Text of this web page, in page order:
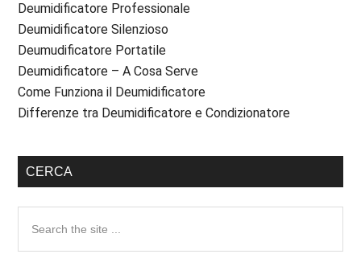
Deumidificatore Professionale
Deumidificatore Silenzioso
Deumudificatore Portatile
Deumidificatore – A Cosa Serve
Come Funziona il Deumidificatore
Differenze tra Deumidificatore e Condizionatore
CERCA
the